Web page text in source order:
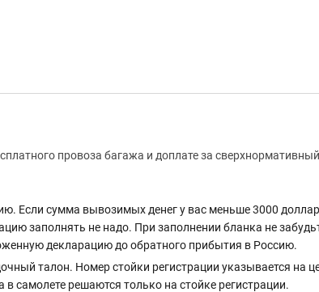
провоза багажа и доплате за
Если сумма вывозимых денег у вас меньше 3000
заполнять не надо. При заполнении бланка не
декларацию до обратного прибытия в Россию.
талон. Номер стойки регистрации указывается на
самолете решаются только на стойке регистрации.